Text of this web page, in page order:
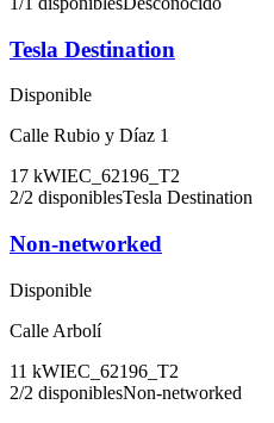
Tesla Destination
Disponible
Calle Rubio y Díaz 1
17 kWIEC_62196_T2
2/2 disponiblesTesla Destination
Non-networked
Disponible
Calle Arbolí
11 kWIEC_62196_T2
2/2 disponiblesNon-networked